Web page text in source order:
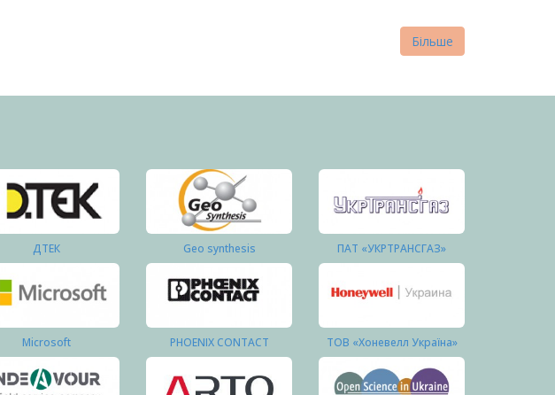
Більше
ДТЕК Geo synthesis ПАТ «УКРТРАНСГАЗ»
Microsoft PHOENIX CONTACT ТОВ «Хоневелл Україна»